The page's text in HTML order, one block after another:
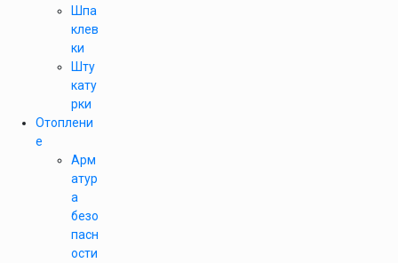
Шпа
клев
ки
Шту
кату
рки
Отоплени
е
Арм
атур
а
безо
пасн
ости